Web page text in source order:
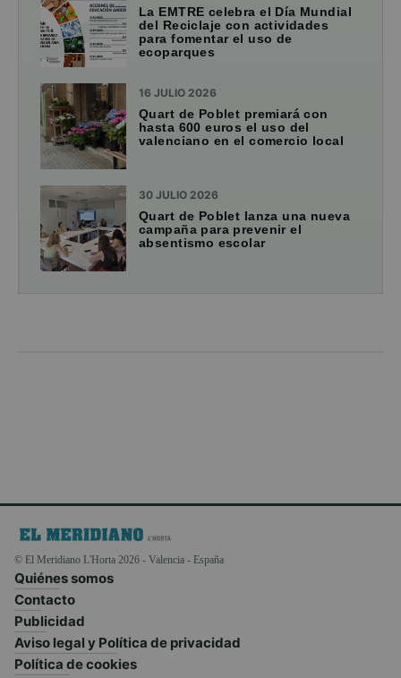
La EMTRE celebra el Día Mundial
del Reciclaje con actividades
para fomentar el uso de
ecoparques
16 JULIO 2026
Quart de Poblet premiará con
hasta 600 euros el uso del
valenciano en el comercio local
30 JULIO 2026
Quart de Poblet lanza una nueva
campaña para prevenir el
absentismo escolar
© El Meridiano L'Horta 2026 - Valencia - España
Quiénes somos
Contacto
Publicidad
Aviso legal y Política de privacidad
Política de cookies